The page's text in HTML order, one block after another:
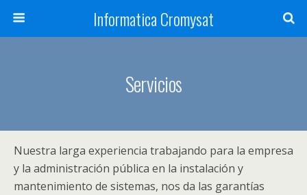
Informatica Cromysat
Servicios
Nuestra larga experiencia trabajando para la empresa
y la administración pública en la instalación y
mantenimiento de sistemas, nos da las garantías